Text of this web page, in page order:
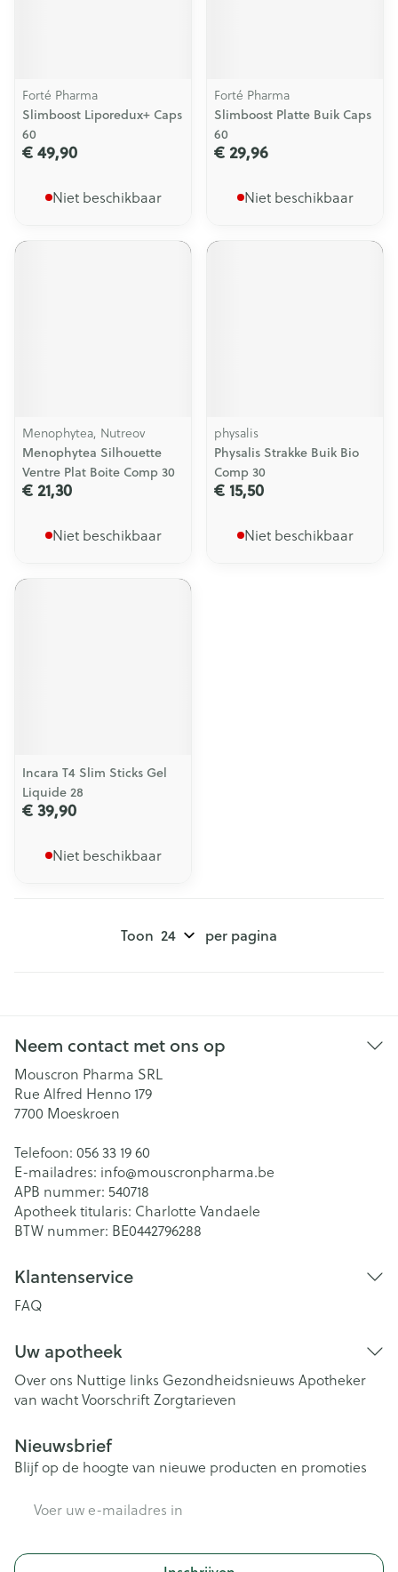
Forté Pharma
Slimboost Liporedux+ Caps
60
€ 49,90
Niet beschikbaar
Forté Pharma
Slimboost Platte Buik Caps
60
€ 29,96
Niet beschikbaar
Menophytea, Nutreov
Menophytea Silhouette
Ventre Plat Boite Comp 30
€ 21,30
Niet beschikbaar
physalis
Physalis Strakke Buik Bio
Comp 30
€ 15,50
Niet beschikbaar
Incara T4 Slim Sticks Gel
Liquide 28
€ 39,90
Niet beschikbaar
Toon per pagina
Neem contact met ons op
Mouscron Pharma SRL
Rue Alfred Henno 179
7700 Moeskroen
Telefoon: 056 33 19 60
E-mailadres: info@mouscronpharma.be
APB nummer: 540718
Apotheek titularis: Charlotte Vandaele
BTW nummer: BE0442796288
Klantenservice
FAQ
Uw apotheek
Over ons Nuttige links Gezondheidsnieuws Apotheker
van wachtVoorschriftZorgtarieven
Nieuwsbrief
Blijf op de hoogte van nieuwe producten en promoties